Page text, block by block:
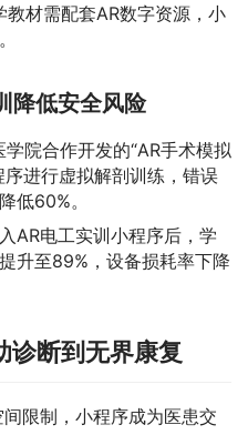
材需配套AR数字资源，小
降低安全风险
院合作开发的“AR手术模拟
进行虚拟解剖训练，错误
低60%。
AR电工实训小程序后，学
升至89%，设备损耗率下降
诊断到无界康复
限制，小程序成为医患交